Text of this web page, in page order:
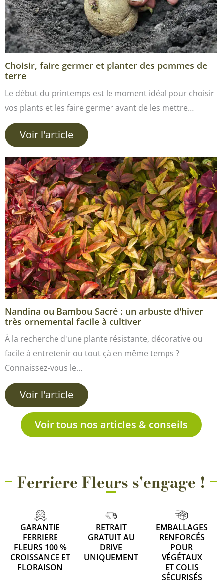
Choisir, faire germer et planter des pommes de
terre
Le début du printemps est le moment idéal pour choisir
vos plants et les faire germer avant de les mettre…
Voir l'article
Nandina ou Bambou Sacré : un arbuste d'hiver
très ornemental facile à cultiver
À la recherche d'une plante résistante, décorative ou
facile à entretenir ou tout çà en même temps ?
Connaissez-vous le…
Voir l'article
Voir tous nos articles & conseils
Ferriere Fleurs s'engage !
GARANTIE
FERRIERE
FLEURS 100 %
CROISSANCE ET
FLORAISON
RETRAIT
GRATUIT AU
DRIVE
UNIQUEMENT
EMBALLAGES
RENFORCÉS
POUR
VÉGÉTAUX
ET COLIS
SÉCURISÉS